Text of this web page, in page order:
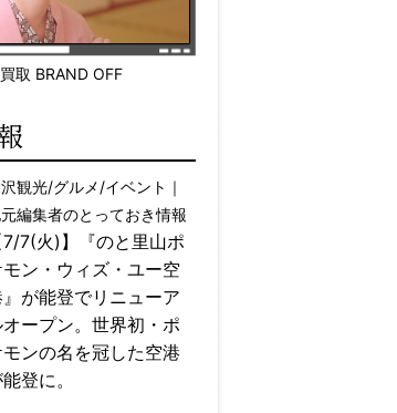
取 BRAND OFF
観光/グルメ/イベント｜
編集者のとっておき情報
7/7(火)】『のと里山ポ
ン・ウィズ・ユー空
が能登でリニューア
オープン。世界初・ポ
ンの名を冠した空港
登に。